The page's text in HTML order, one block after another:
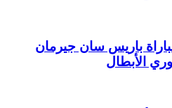
باريس سان جيرمان
الأبطال